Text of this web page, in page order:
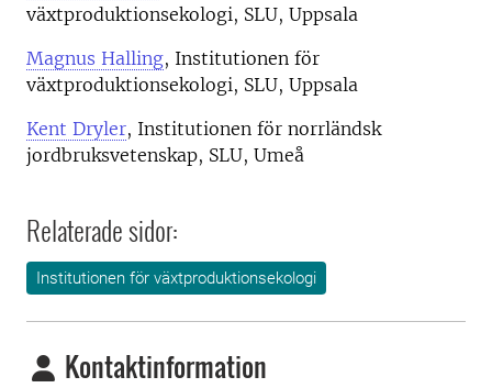
växtproduktionsekologi, SLU, Uppsala
Magnus Halling, Institutionen för
växtproduktionsekologi, SLU, Uppsala
Kent Dryler, Institutionen för norrländsk
jordbruksvetenskap, SLU, Umeå
Relaterade sidor:
Institutionen för växtproduktionsekologi
Kontaktinformation